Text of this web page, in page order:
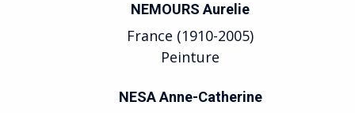
NEMOURS Aurelie
France (1910-2005)
Peinture
NESA Anne-Catherine